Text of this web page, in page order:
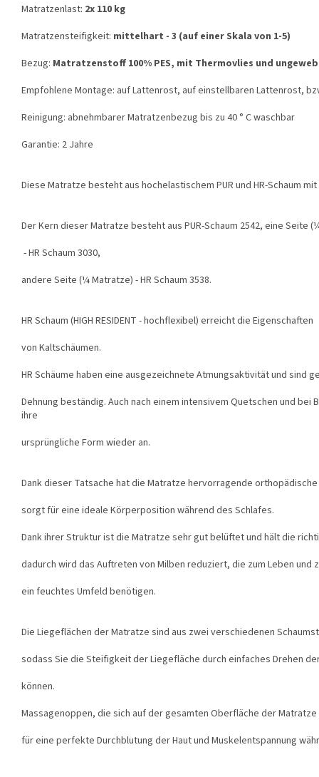
Matratzenlast: 2x 110 kg
Matratzensteifigkeit: mittelhart - 3 (auf einer Skala von 1-5)
Bezug: Matratzenstoff 100% PES, mit Thermovlies und
Empfohlene Montage: auf Lattenrost, auf einstellbaren Lattenrost,
Reinigung: abnehmbarer Matratzenbezug bis zu 40 ° C waschbar
Garantie: 2 Jahre
Diese Matratze besteht aus hochelastischem PUR und HR-Schaum
Der Kern dieser Matratze besteht aus PUR-Schaum 2542, eine Seite
- HR Schaum 3030,
andere Seite (¼ Matratze) - HR Schaum 3538.
HR Schaum (HIGH RESIDENT - hochflexibel) erreicht die Eigenschaften
von Kaltschäumen.
HR Schäume haben eine ausgezeichnete Atmungsaktivität und sind
Dehnung beständig. Auch nach einem intensivem Quetschen und bei
ihre
ursprüngliche Form wieder an.
Dank dieser Tatsache hat die Matratze hervorragende
sorgt für eine ideale Körperposition während des Schlafes.
Dank ihrer Struktur ist die Matratze sehr gut belüftet und hält die
dadurch wird das Auftreten von Milben reduziert, die zum Leben und
ein feuchtes Umfeld benötigen.
Die Liegeflächen der Matratze sind aus zwei verschiedenen
sodass Sie die Steifigkeit der Liegefläche durch einfaches Drehen
können.
Massagenoppen, die sich auf der gesamten Oberfläche der
für eine perfekte Durchblutung der Haut und Muskelentspannung